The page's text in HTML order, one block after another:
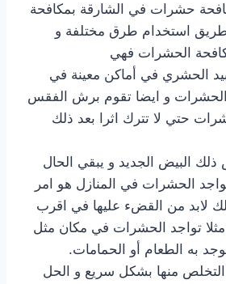
حشرات في الشارقة بمكافحة
استخدام طرق مختلفة و
الحشرات فهي
الحشري في أماكن معينة في
الحشرات و ايضا تقوم برش الفقس
حتي لا تترك اثرا بعد ذلك
البيض الجديد و يبقي الحال
الحشرات في المنازل هو امر
لابد من القضء عليها في اقرب
تواجد الحشرات في مكان مثل
به الطعام أو الحمامات.
التخلص منها بشكل سريع و الحل